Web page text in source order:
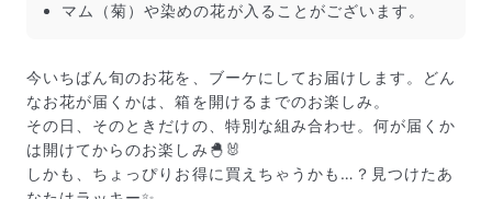
マム（菊）や染めの花が入ることがございます。
今いちばん旬のお花を、ブーケにしてお届けします。どん
なお花が届くかは、箱を開けるまでのお楽しみ。
その日、そのときだけの、特別な組み合わせ。何が届くか
は開けてからのお楽しみ🐣🐰
しかも、ちょっぴりお得に買えちゃうかも…？見つけたあ